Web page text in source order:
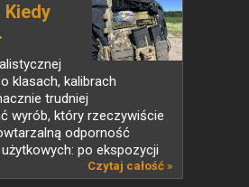
Kiedy
klasach, kalibrach
trudniej
wyrób, który rzeczywiście
odporność
po ekspozycji
Czytaj całość »